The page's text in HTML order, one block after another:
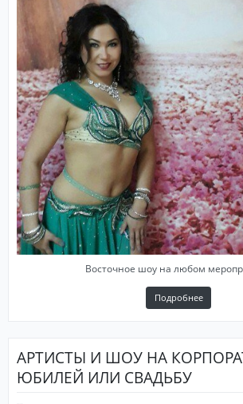
Восточное шоу на любом
Подробнее
АРТИСТЫ И ШОУ НА
ЮБИЛЕЙ ИЛИ СВАДЬБУ